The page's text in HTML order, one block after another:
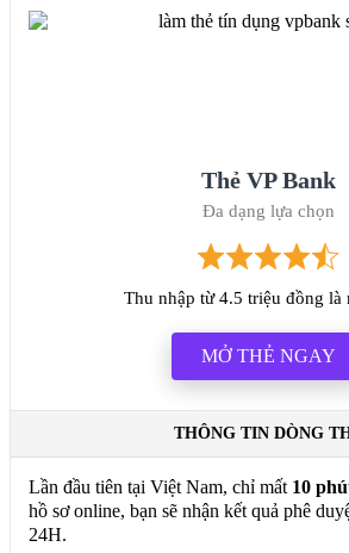
Thẻ VP Bank
Đa dạng lựa chọn
Thu nhập từ 4.5 triệu đồng là
MỞ THẺ NGAY
THÔNG TIN DÒNG
Lần đầu tiên tại Việt Nam, chỉ mất 10
hồ sơ online, bạn sẽ nhận kết quả phê
24H.